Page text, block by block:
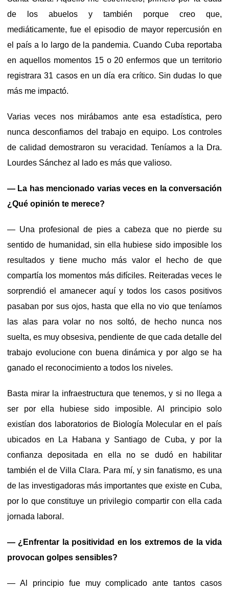
de los abuelos y también porque creo que,
mediáticamente, fue el episodio de mayor repercusión en
el país a lo largo de la pandemia. Cuando Cuba reportaba
en aquellos momentos 15 o 20 enfermos que un territorio
registrara 31 casos en un día era crítico. Sin dudas lo que
más me impactó.
Varias veces nos mirábamos ante esa estadística, pero
nunca desconfiamos del trabajo en equipo. Los controles
de calidad demostraron su veracidad. Teníamos a la Dra.
Lourdes Sánchez al lado es más que valioso.
— La has mencionado varias veces en la conversación
¿Qué opinión te merece?
— Una profesional de pies a cabeza que no pierde su
sentido de humanidad, sin ella hubiese sido imposible los
resultados y tiene mucho más valor el hecho de que
compartía los momentos más difíciles. Reiteradas veces le
sorprendió el amanecer aquí y todos los casos positivos
pasaban por sus ojos, hasta que ella no vio que teníamos
las alas para volar no nos soltó, de hecho nunca nos
suelta, es muy obsesiva, pendiente de que cada detalle del
trabajo evolucione con buena dinámica y por algo se ha
ganado el reconocimiento a todos los niveles.
Basta mirar la infraestructura que tenemos, y si no llega a
ser por ella hubiese sido imposible. Al principio solo
existían dos laboratorios de Biología Molecular en el país
ubicados en La Habana y Santiago de Cuba, y por la
confianza depositada en ella no se dudó en habilitar
también el de Villa Clara. Para mí, y sin fanatismo, es una
de las investigadoras más importantes que existe en Cuba,
por lo que constituye un privilegio compartir con ella cada
jornada laboral.
— ¿Enfrentar la positividad en los extremos de la vida
provocan golpes sensibles?
— Al principio fue muy complicado ante tantos casos